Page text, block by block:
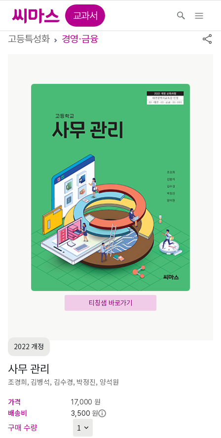
교과서
고등특성화
경영⋅금융
티칭샘 바로가기
2022 개정
사무 관리
조경희, 김병석, 김수경, 박정진, 양석원
가격
17,000 원
배송비
3,500 원
구매 수량